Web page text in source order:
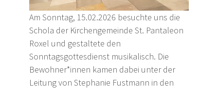
Am Sonntag, 15.02.2026 besuchte uns die
Schola der Kirchengemeinde St. Pantaleon
Roxel und gestaltete den
Sonntagsgottesdienst musikalisch. Die
Bewohner*innen kamen dabei unter der
Leitung von Stephanie Fustmann in den